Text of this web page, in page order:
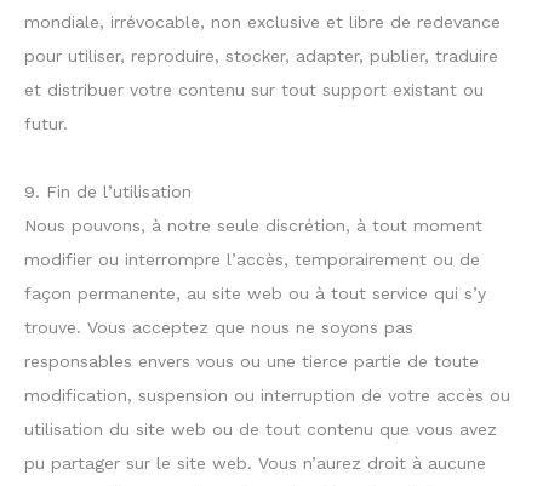
mondiale, irrévocable, non exclusive et libre de redevance
pour utiliser, reproduire, stocker, adapter, publier, traduire
et distribuer votre contenu sur tout support existant ou
futur.
9. Fin de l’utilisation
Nous pouvons, à notre seule discrétion, à tout moment
modifier ou interrompre l’accès, temporairement ou de
façon permanente, au site web ou à tout service qui s’y
trouve. Vous acceptez que nous ne soyons pas
responsables envers vous ou une tierce partie de toute
modification, suspension ou interruption de votre accès ou
utilisation du site web ou de tout contenu que vous avez
pu partager sur le site web. Vous n’aurez droit à aucune